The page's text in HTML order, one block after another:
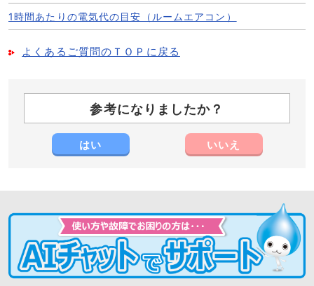
1時間あたりの電気代の目安（ルームエアコン）
よくあるご質問のＴＯＰに戻る
参考になりましたか？
はい いいえ